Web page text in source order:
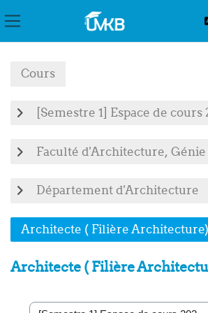
Panneau latéral
Cours
[Semestre 1] Espace de cours
Faculté d'Architecture,
Département d'Architecture
Architecte ( Filière Architecture)
Architecte ( Filière